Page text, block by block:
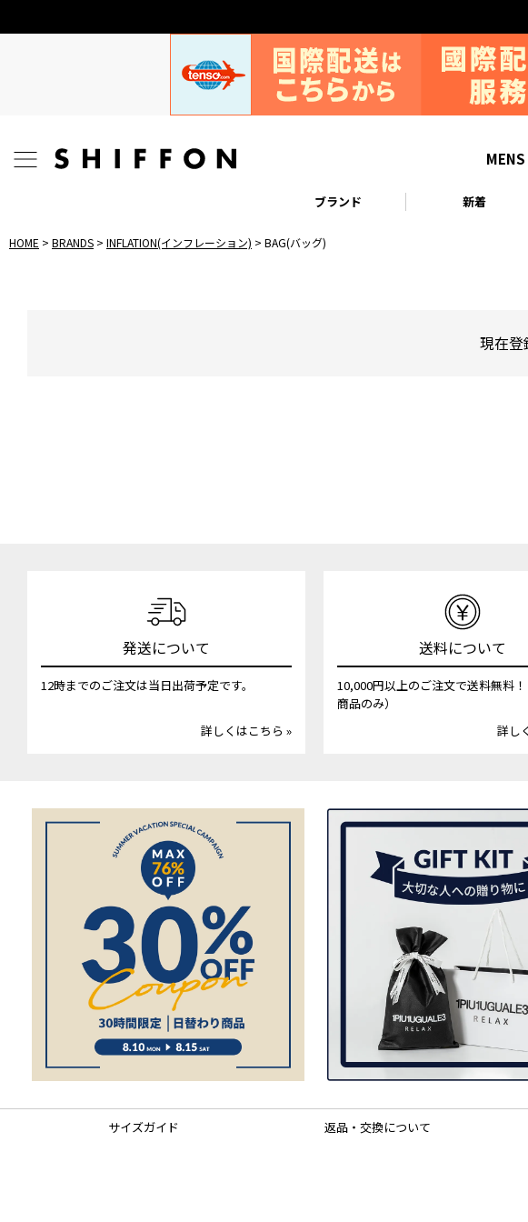
MENS
ブランド 新着
HOME BRANDS INFLATION(インフレーション) BAG(バッグ)
現在登
発送について
12時までのご注文は当日出荷予定です。
詳しくはこちら »
送料について
10,000円以上のご注文で送料無料
商品のみ）
詳し
サイズガイド 返品・交換について